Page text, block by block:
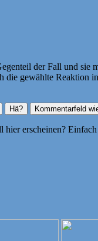
der Fall und sie
gewählte Reaktion
erscheinen?